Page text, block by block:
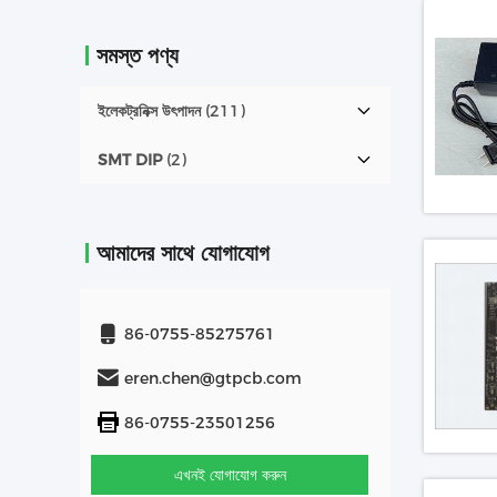
সমস্ত পণ্য
ইলেকট্রনিক্স উৎপাদন(211)
SMT DIP(2)
আমাদের সাথে যোগাযোগ
86-0755-85275761
eren.chen@gtpcb.com
86-0755-23501256
এখনই যোগাযোগ করুন